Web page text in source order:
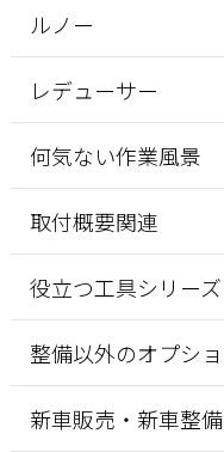
ルノー
レデューサー
何気ない作業風景
取付概要関連
役立つ工具シリーズ
整備以外のオプシ
新車販売・新車整備